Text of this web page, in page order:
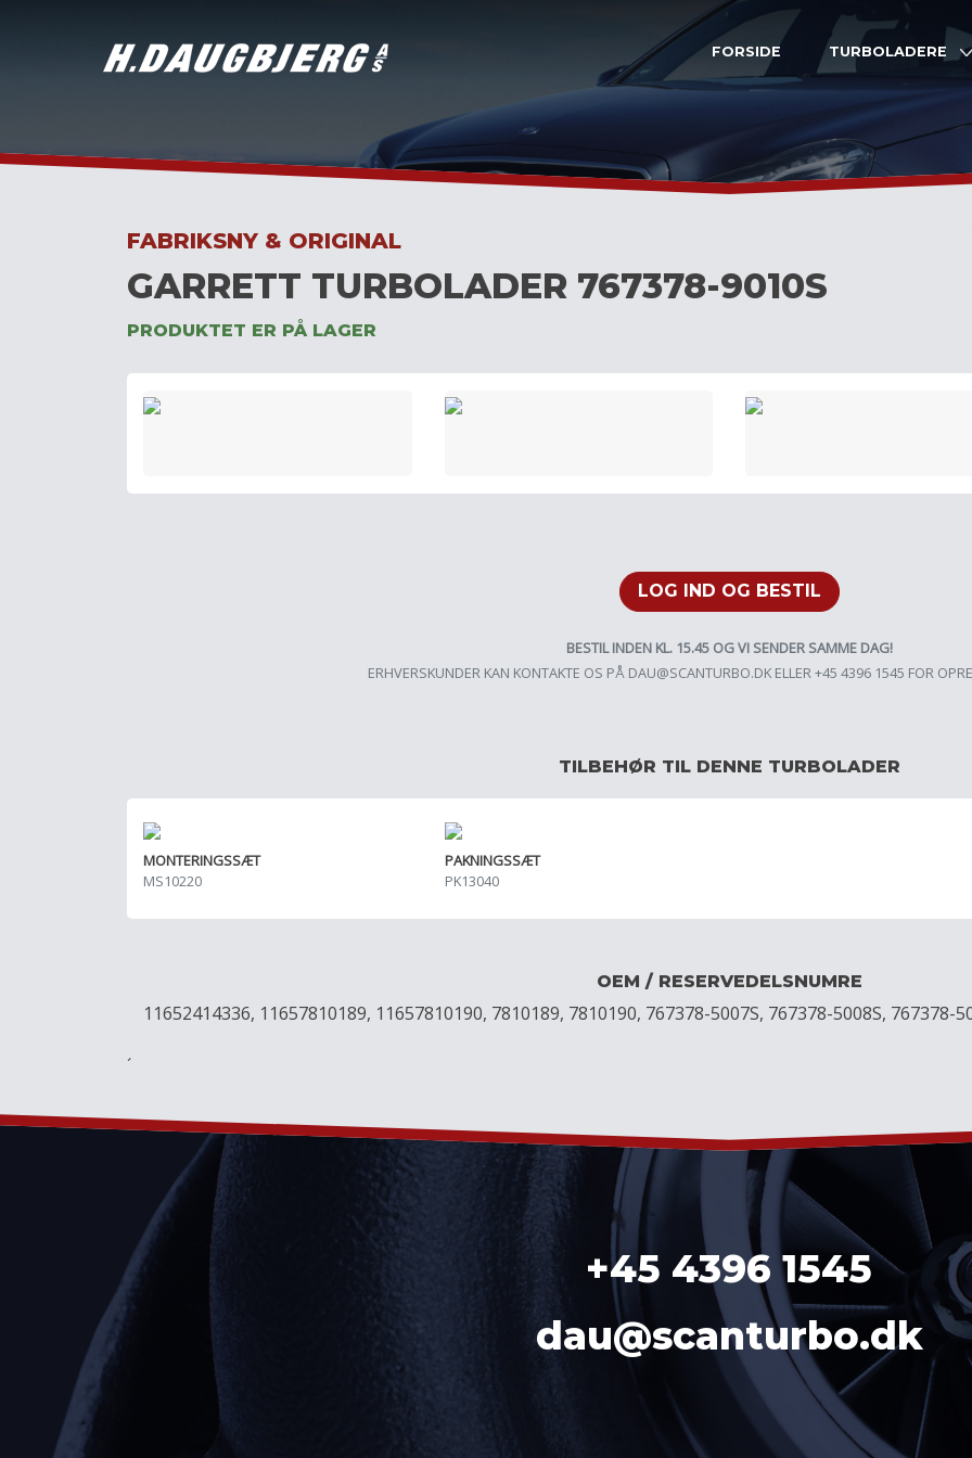
FORSIDE TURBOLADERE
FABRIKSNY & ORIGINAL
GARRETT TURBOLADER 767378-9010S
PRODUKTET ER PÅ LAGER
LOG IND OG BESTIL
BESTIL INDEN KL. 15.45 OG VI SENDER SAMME DAG!
ERHVERSKUNDER KAN KONTAKTE OS PÅ DAU@SCANTURBO.DK ELLER +45 4396 1545 FOR
TILBEHØR TIL DENNE TURBOLADER
MONTERINGSSÆT
MS10220
PAKNINGSSÆT
PK13040
OEM / RESERVEDELSNUMRE
11652414336, 11657810189, 11657810190, 7810189, 7810190, 767378-5007S, 767378-5008S, 767378-
´
+45 4396 1545
dau@scanturbo.dk